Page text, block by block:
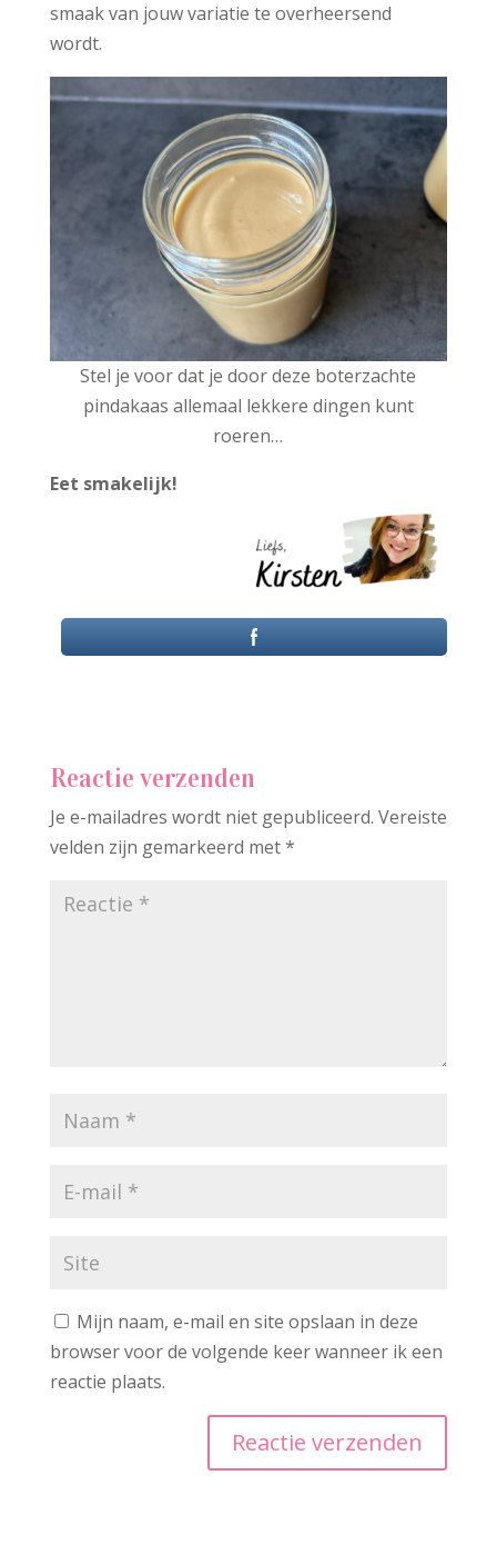
smaak van jouw variatie te overheersend
wordt.
Stel je voor dat je door deze boterzachte
pindakaas allemaal lekkere dingen kunt
roeren…
Eet smakelijk!
Reactie verzenden
Je e-mailadres wordt niet gepubliceerd. Vereiste
velden zijn gemarkeerd met*
Mijn naam, e-mail en site opslaan in deze
browser voor de volgende keer wanneer ik een
reactie plaats.